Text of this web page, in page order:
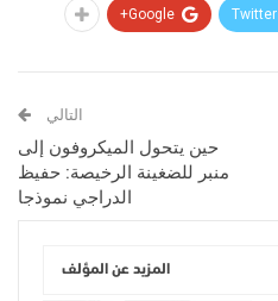
Twitter
Google+
التالي
حين يتحول الميكروفون إلى
منبر للضغينة الرخيصة: حفيظ
الدراجي نموذجا
المزيد عن المؤلف